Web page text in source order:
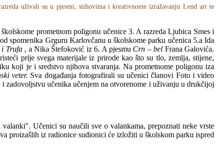
uživali su u pjesmi, stihovima i kreativnome izražavanju Lend art te
prometnom poligonu učenice 3. A razreda Ljubica Smes i
spomenika Grguru Karlovčanu u školskome parku učenica 5.a Ida
i Trufa, a Nika Štefoković iz 6. A pjesmu Crn – bel Frana Galovića.
prije svega materijale iz prirode kao što su tlo, zemlja, stijene,
koji je i sredstvo njihova stvaranja. Na prometnome poligonu iza
veter. Sva događanja fotografirali su učenici članovi Foto i video
učenika učenjem na otvorenome i uživanju u drukčijoj
Učenici su naučili sve o valankama, prepoznati neke vrste
proizašlih iz radionice sudionici će izložiti u školskom parku ispred